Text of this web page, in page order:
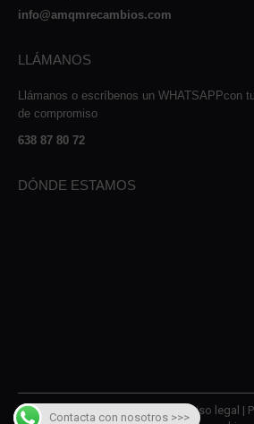
info@amqmrecambios.com
LLÁMANOS
Llámanos o escríbenos un WHATSAPPcon
de compromiso
638 87 80 72
DÓNDE ESTAMOS
© 2026 AMQM Recambios | Aviso legal |
Contacta con nosotros >>>